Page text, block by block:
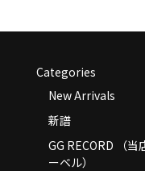
Categories
New Arrivals
新譜
GG RECORD （当
ーベル）